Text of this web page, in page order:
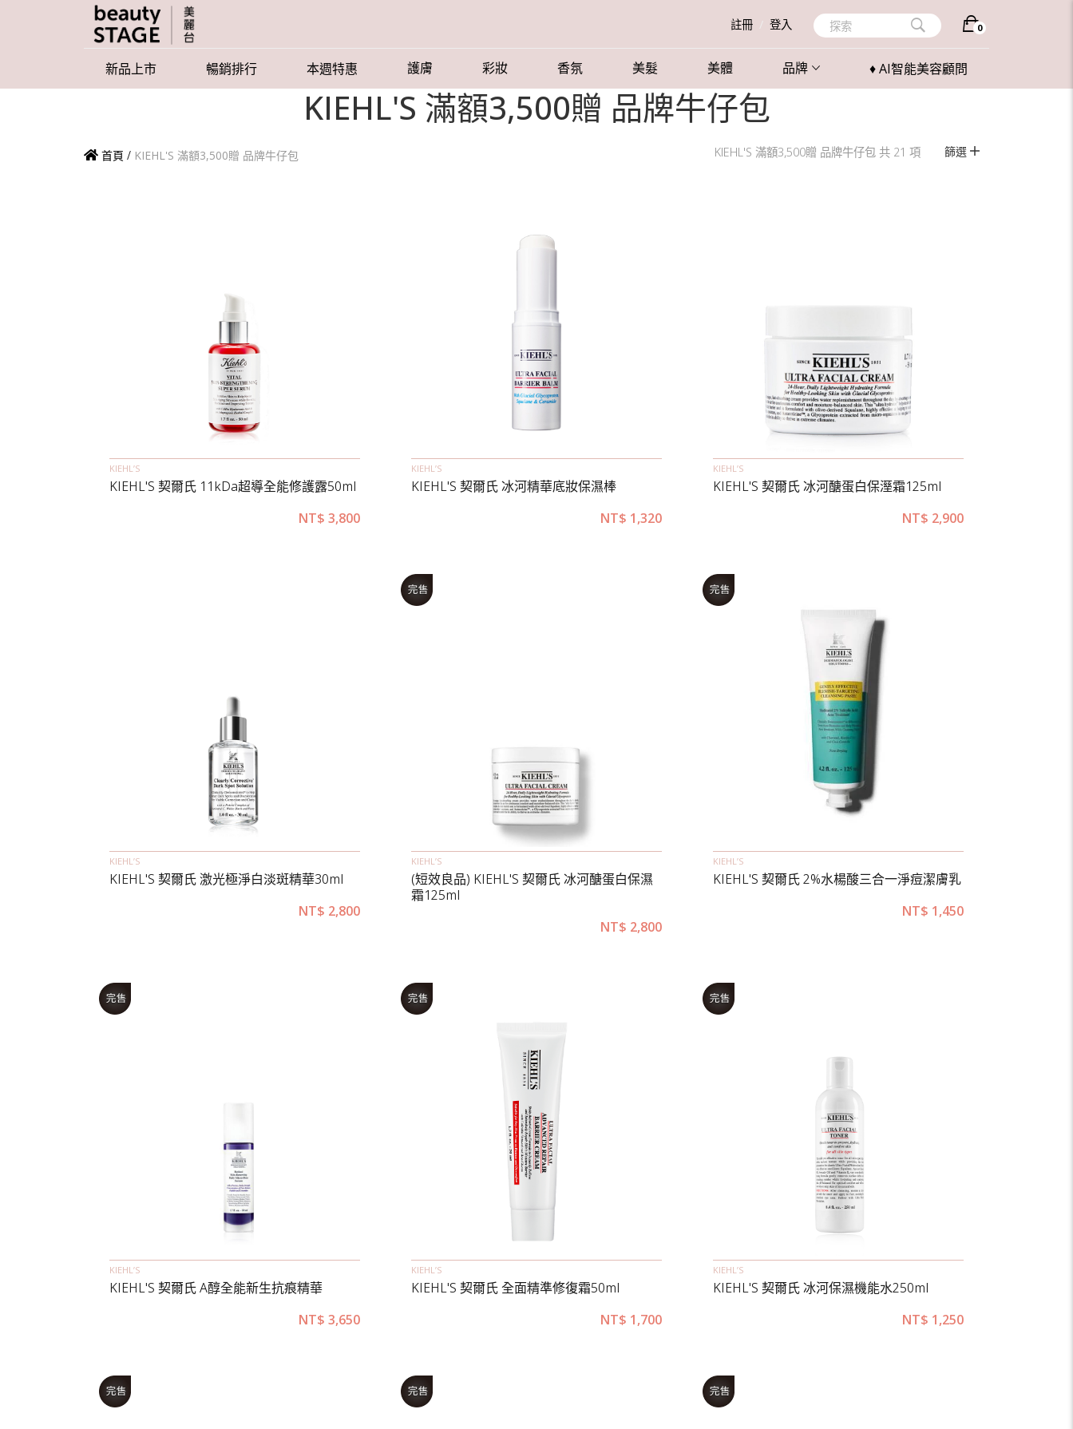
註冊 登入 探索 0
新品上市 暢銷排行 本週特惠 護膚 彩妝 香氛 美髮 美體 品牌 ♦ AI智能美容顧問
KIEHL'S 滿額3,500贈 品牌牛仔包
首頁 / KIEHL'S 滿額3,500贈 品牌牛仔包 篩選
KIEHL'S 滿額3,500贈 品牌牛仔包 共 21 項
KIEHL’S
KIEHL'S 契爾氏 11kDa超導全能修護露50ml
NT$ 3,800
KIEHL’S
KIEHL'S 契爾氏 冰河精華底妝保濕棒
NT$ 1,320
KIEHL’S
KIEHL'S 契爾氏 冰河醣蛋白保溼霜125ml
NT$ 2,900
KIEHL’S
KIEHL'S 契爾氏 激光極淨白淡斑精華30ml
NT$ 2,800
KIEHL’S
(短效良品) KIEHL'S 契爾氏 冰河醣蛋白保濕
霜125ml
NT$ 2,800
KIEHL’S
KIEHL'S 契爾氏 2%水楊酸三合一淨痘潔膚乳
NT$ 1,450
KIEHL’S
KIEHL'S 契爾氏 A醇全能新生抗痕精華
NT$ 3,650
KIEHL’S
KIEHL'S 契爾氏 全面精準修復霜50ml
NT$ 1,700
KIEHL’S
KIEHL'S 契爾氏 冰河保濕機能水250ml
NT$ 1,250